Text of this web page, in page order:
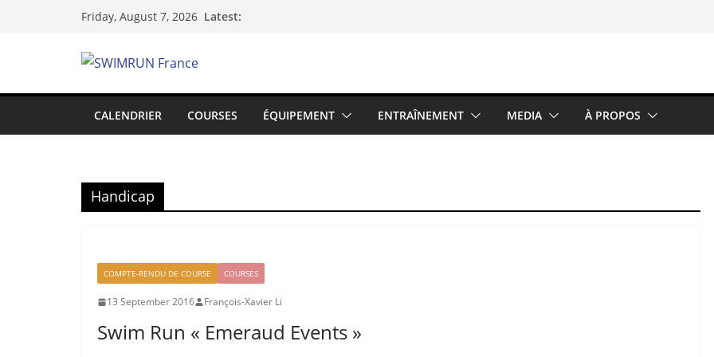
Friday, August 7, 2026 Latest:
CALENDRIER COURSES ÉQUIPEMENT ENTRAÎNEMENT MEDIA À PROPOS
Handicap
COMPTE-RENDU DE COURSE COURSES
13 September 2016 François-Xavier Li
Swim Run « Emeraud Events »